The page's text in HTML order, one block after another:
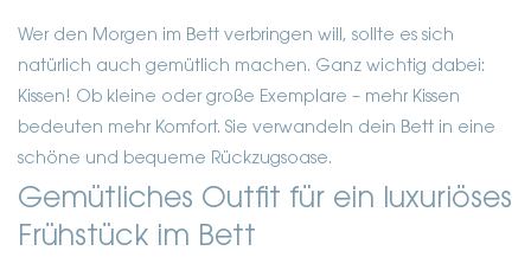
Wer den Morgen im Bett verbringen will, sollte es sich
natürlich auch gemütlich machen. Ganz wichtig dabei:
Kissen! Ob kleine oder große Exemplare – mehr Kissen
bedeuten mehr Komfort. Sie verwandeln dein Bett in eine
schöne und bequeme Rückzugsoase.
Gemütliches Outfit für ein luxuriöses
Frühstück im Bett